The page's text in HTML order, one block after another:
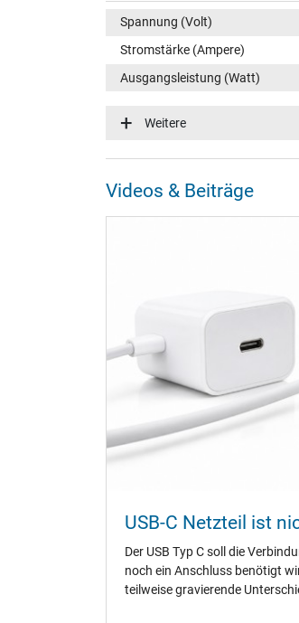
Spannung (Volt)
Stromstärke (Ampere)
Ausgangsleistung (Watt)
Steckertyp / -form
Länge Anschlusskabel (m) (ca.)
Maße
Länge / Breite / Höhe
Weitere Daten
Besonderheiten
Prüfsiegel
Weitere
Videos & Beiträge
USB-C Netzteil ist
Der USB Typ C soll die
noch ein Anschluss benötigt
teilweise gravierende